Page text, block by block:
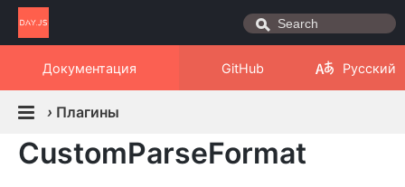
Документация GitHub Русский
› Плагины
CustomParseFormat